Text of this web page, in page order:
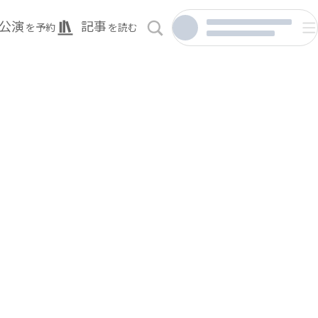
公演 を予約 記事 を読む